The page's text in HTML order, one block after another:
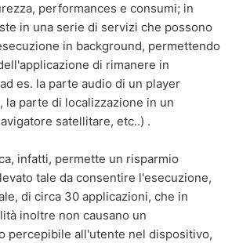
performances e consumi; in
in una serie di servizi che possono
in background, permettendo
di rimanere in
es. la parte audio di un player
la parte di localizzazione in un
satellitare, etc..) .
infatti, permette un risparmio
tale da consentire l'esecuzione,
di circa 30 applicazioni, che in
inoltre non causano un
percepibile all'utente nel dispositivo,